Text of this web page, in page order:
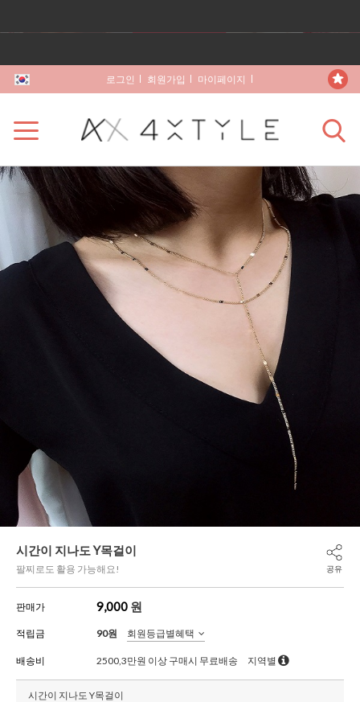
로그인 회원가입 마이페이지
시간이 지나도 Y목걸이
팔찌로도 활용 가능해요! 공유
판매가 9,000 원
적립금 90원 회원등급별혜택
배송비 2500,3만원 이상 구매시 무료배송 지역별
시간이 지나도 Y목걸이